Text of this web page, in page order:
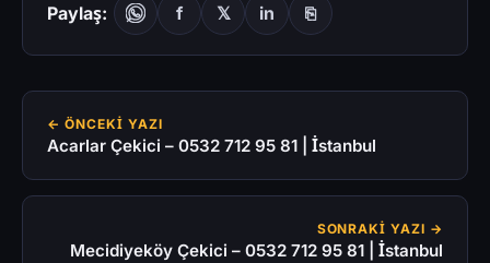
Paylaş: f 𝕏 in ⎘
← ÖNCEKI YAZI
Acarlar Çekici – 0532 712 95 81 | İstanbul
SONRAKI YAZI →
Mecidiyeköy Çekici – 0532 712 95 81 | İstanbul